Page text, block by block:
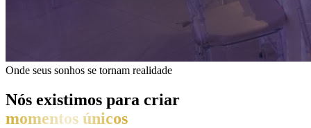
Onde seus sonhos se tornam realidade
Nós existimos para criar
momentos únicos